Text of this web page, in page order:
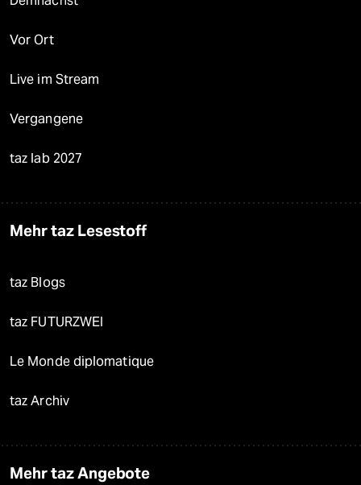
Vor Ort
Live im Stream
Vergangene
taz lab 2027
Mehr taz Lesestoff
taz Blogs
taz FUTURZWEI
Le Monde diplomatique
taz Archiv
Mehr taz Angebote